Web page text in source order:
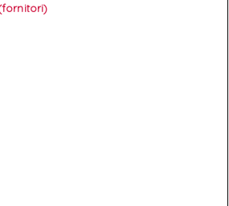
votre pointure habituelle